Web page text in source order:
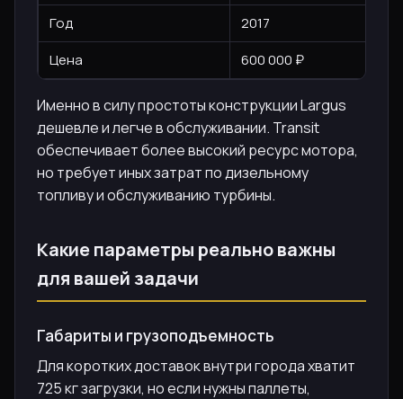
Год
2017
Цена
600 000 ₽
Именно в силу простоты конструкции Largus
дешевле и легче в обслуживании. Transit
обеспечивает более высокий ресурс мотора,
но требует иных затрат по дизельному
топливу и обслуживанию турбины.
Какие параметры реально важны
для вашей задачи
Габариты и грузоподъемность
Для коротких доставок внутри города хватит
725 кг загрузки, но если нужны паллеты,